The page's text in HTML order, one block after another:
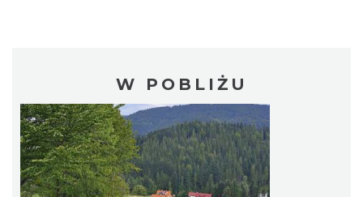
W POBLIŻU